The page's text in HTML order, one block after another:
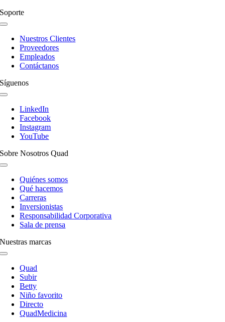
Soporte
Navegación
palancaNuestros Clientes
Proveedores
Empleados
Contáctanos
Síguenos
Navegación
palancaLinkedIn
Facebook
Instagram
YouTube
Sobre Nosotros Quad
Navegación
palancaQuiénes somos
Qué hacemos
Carreras
Inversionistas
Responsabilidad Corporativa
Sala de prensa
Nuestras marcas
Navegación
palancaQuad
Subir
Betty
Niño favorito
Directo
QuadMedicina